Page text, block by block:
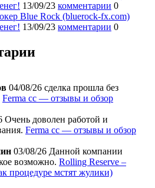
13/09/23 комментарии 0
Blue Rock (bluerock-fx.com)
13/09/23 комментарии 0
04/08/26 сделка прошла без
Ferma cc — отзывы и обзор
Очень доволен работой и
Ferma cc — отзывы и обзор
03/08/26 Данной компании
возможно. Rolling Reserve –
мстят жулики)